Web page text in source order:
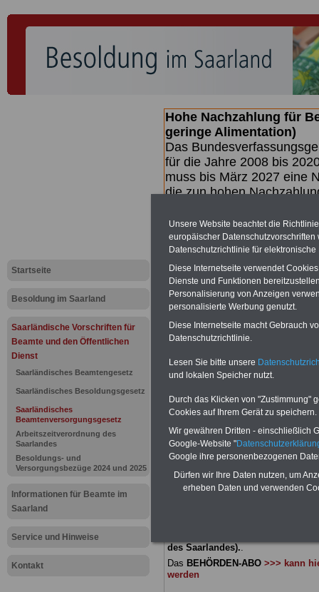
Startseite
Besoldung im Saarland
Saarländische Vorschriften für
Beamte und den Öffentlichen
Dienst
Saarländisches Beamtengesetz
Saarländisches Besoldungsgesetz
Saarländisches
Beamtenversorgungsgesetz
Arbeitszeitverordnung des
Saarlandes
Besoldungs- und
Versorgungsbezüge 2024 und 2025
Informationen für Beamte im
Saarland
Service und Hinweise
Kontakt
Hohe Nachzahlung für
geringe Alimentation)
Das
für die Jahre 2008 bis
muss bis März 2027 eine
die zun hohen
geben (Medienberichten
mind.3.000 und 13.000
hierzu eine Broschüre
des Gesetzentwurfs der
Quartal.2026 >>>
zur
BEHÖRDEN-ABOmit 3 Ratgebern
und Beamte,
(Bund/Länder) sowie Beihilferecht
des Saarlandes)..
Das BEHÖRDEN-ABO >>> kann
werden
Unsere Website beachtet die
europäischer
Datenschutzrichtlinie für
Diese Internetseite verwendet
Dienste und Funktionen
Personalisierung von Anzeigen
personalisierte Werbung genutzt.
Diese Internetseite macht Gebrauch
Datenschutzrichtlinie.
Lesen Sie bitte unsere
und lokalen Speicher nutzt.
Durch das Klicken von "Zustimmung"
Cookies auf Ihrem Gerät zu speichern.
Wir gewähren Dritten - einschließlich
Google-Website "
Google ihre personenbezogenen
Dürfen wir Ihre Daten nutzen, um
erheben Daten und verwenden